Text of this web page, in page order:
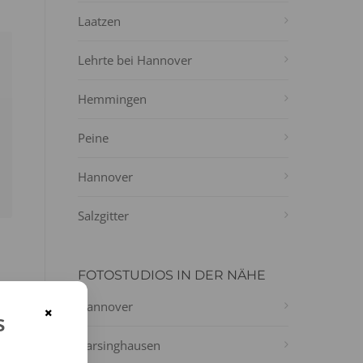
Laatzen
Lehrte bei Hannover
Hemmingen
Peine
Hannover
Salzgitter
FOTOSTUDIOS IN DER NÄHE
Hannover
Barsinghausen
×